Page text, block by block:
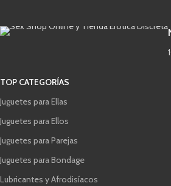
TOP CATEGORÍAS
Juguetes para Ellas
Juguetes para Ellos
Juguetes para Parejas
Juguetes para Bondage
Lubricantes y Afrodisíacos